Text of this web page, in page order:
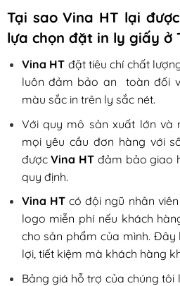
Tại sao Vina HT lại
lựa chọn đặt in ly giấy ở
Vina HT đặt tiêu chí chất
luôn đảm bảo an toàn đối
màu sắc in trên ly sắc nét.
Với quy mô sản xuất lớn và
mọi yêu cầu đơn hàng với
đượcVina HT đảm bảo giao
quy định.
Vina HTcó đội ngũ nhân
logo miễn phí nếu khách
cho sản phẩm của mình. Đây
lợi, tiết kiệm mà khách hàng
Bảng giá hỗ trợ của chúng